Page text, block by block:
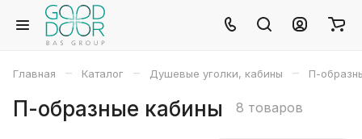
Главная – Каталог – Душевые уголки, кабины – П-
П-образные кабины 8 товаров